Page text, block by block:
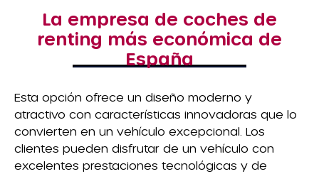
La empresa de coches de
renting más económica de
España
Esta opción ofrece un diseño moderno y
atractivo con características innovadoras que lo
convierten en un vehículo excepcional. Los
clientes pueden disfrutar de un vehículo con
excelentes prestaciones tecnológicas y de